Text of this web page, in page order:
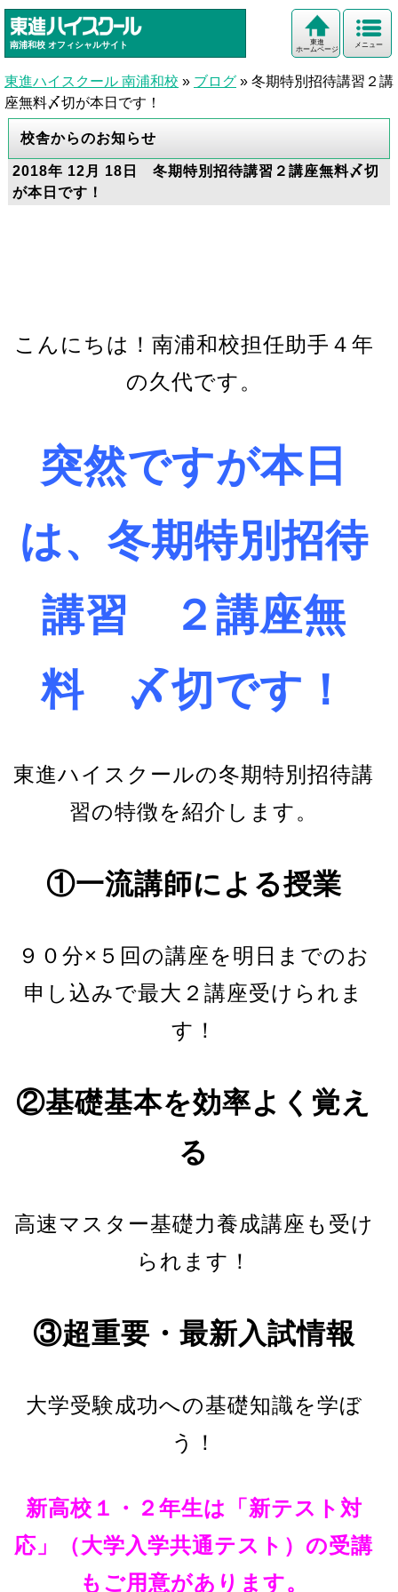
南浦和校 オフィシャルサイト メニュー
東進
ホームページ
東進ハイスクール 南浦和校 » ブログ » 冬期特別招待講習２講
座無料〆切が本日です！
校舎からのお知らせ
2018年 12月 18日 冬期特別招待講習２講座無料〆切
が本日です！
こんにちは！南浦和校担任助手４年
の久代です。
突然ですが本日
は、冬期特別招待
講習 ２講座無
料 〆切です！
東進ハイスクールの冬期特別招待講
習の特徴を紹介します。
①一流講師による授業
９０分×５回の講座を明日までのお
申し込みで最大２講座受けられま
す！
②基礎基本を効率よく覚え
る
高速マスター基礎力養成講座も受け
られます！
③超重要・最新入試情報
大学受験成功への基礎知識を学ぼ
う！
新高校１・２年生は「新テスト対
応」（大学入学共通テスト）の受講
もご用意があります。